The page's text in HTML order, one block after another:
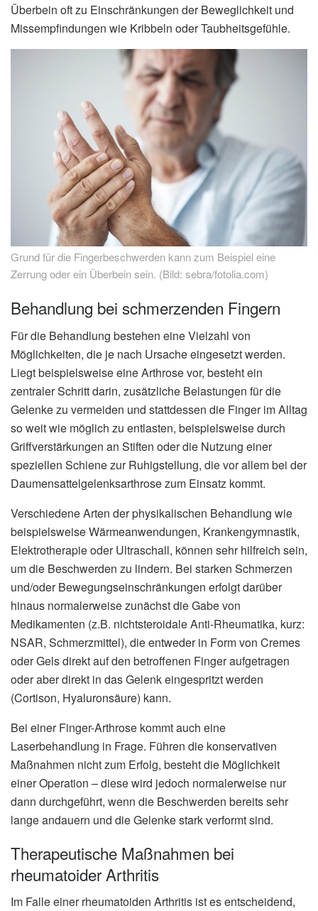
Überbein oft zu Einschränkungen der Beweglichkeit und
Missempfindungen wie Kribbeln oder Taubheitsgefühle.
Grund für die Fingerbeschwerden kann zum Beispiel eine
Zerrung oder ein Überbein sein. (Bild: sebra/fotolia.com)
Behandlung bei schmerzenden Fingern
Für die Behandlung bestehen eine Vielzahl von
Möglichkeiten, die je nach Ursache eingesetzt werden.
Liegt beispielsweise eine Arthrose vor, besteht ein
zentraler Schritt darin, zusätzliche Belastungen für die
Gelenke zu vermeiden und stattdessen die Finger im Alltag
so weit wie möglich zu entlasten, beispielsweise durch
Griffverstärkungen an Stiften oder die Nutzung einer
speziellen Schiene zur Ruhigstellung, die vor allem bei der
Daumensattelgelenksarthrose zum Einsatz kommt.
Verschiedene Arten der physikalischen Behandlung wie
beispielsweise Wärmeanwendungen, Krankengymnastik,
Elektrotherapie oder Ultraschall, können sehr hilfreich sein,
um die Beschwerden zu lindern. Bei starken Schmerzen
und/oder Bewegungseinschränkungen erfolgt darüber
hinaus normalerweise zunächst die Gabe von
Medikamenten (z.B. nichtsteroidale Anti-Rheumatika, kurz:
NSAR, Schmerzmittel), die entweder in Form von Cremes
oder Gels direkt auf den betroffenen Finger aufgetragen
oder aber direkt in das Gelenk eingespritzt werden
(Cortison, Hyaluronsäure) kann.
Bei einer Finger-Arthrose kommt auch eine
Laserbehandlung in Frage. Führen die konservativen
Maßnahmen nicht zum Erfolg, besteht die Möglichkeit
einer Operation – diese wird jedoch normalerweise nur
dann durchgeführt, wenn die Beschwerden bereits sehr
lange andauern und die Gelenke stark verformt sind.
Therapeutische Maßnahmen bei
rheumatoider Arthritis
Im Falle einer rheumatoiden Arthritis ist es entscheidend,